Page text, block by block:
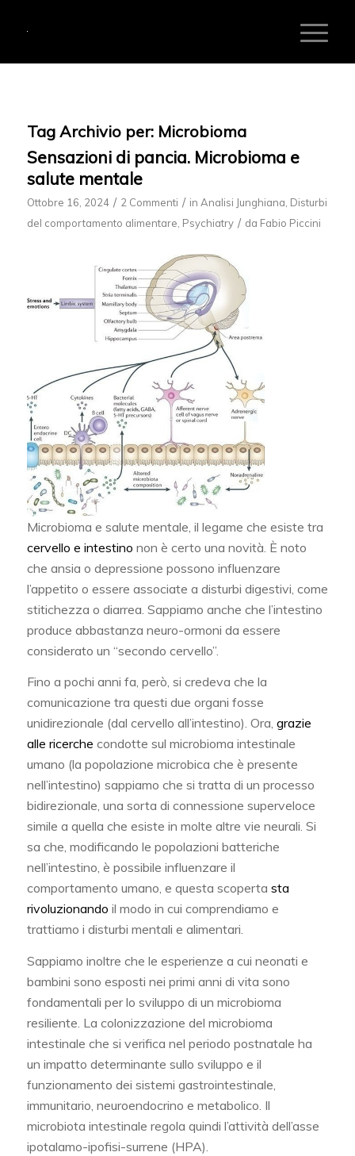
Tag Archivio per: Microbioma
Sensazioni di pancia. Microbioma e
salute mentale
Ottobre 16, 2024 / 2 Commenti / in Analisi Junghiana Disturbi
del comportamento alimentare Psychiatry / da Fabio Piccini
Microbioma e salute mentale, il legame che esiste tra
cervello e intestino non è certo una novità. È noto
che ansia o depressione possono influenzare
l’appetito o essere associate a disturbi digestivi, come
stitichezza o diarrea. Sappiamo anche che l’intestino
produce abbastanza neuro-ormoni da essere
considerato un “secondo cervello”.
Fino a pochi anni fa, però, si credeva che la
comunicazione tra questi due organi fosse
unidirezionale (dal cervello all’intestino). Ora, grazie
alle ricerche condotte sul microbioma intestinale
umano (la popolazione microbica che è presente
nell’intestino) sappiamo che si tratta di un processo
bidirezionale, una sorta di connessione superveloce
simile a quella che esiste in molte altre vie neurali. Si
sa che, modificando le popolazioni batteriche
nell’intestino, è possibile influenzare il
comportamento umano, e questa scoperta sta
rivoluzionando il modo in cui comprendiamo e
trattiamo i disturbi mentali e alimentari.
Sappiamo inoltre che le esperienze a cui neonati e
bambini sono esposti nei primi anni di vita sono
fondamentali per lo sviluppo di un microbioma
resiliente. La colonizzazione del microbioma
intestinale che si verifica nel periodo postnatale ha
un impatto determinante sullo sviluppo e il
funzionamento dei sistemi gastrointestinale,
immunitario, neuroendocrino e metabolico. Il
microbiota intestinale regola quindi l’attività dell’asse
ipotalamo-ipofisi-surrene (HPA).